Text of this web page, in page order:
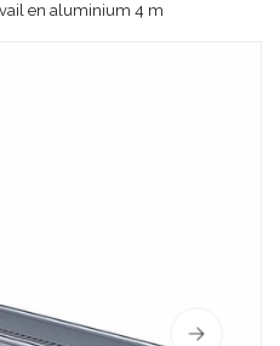
en aluminium 4 m